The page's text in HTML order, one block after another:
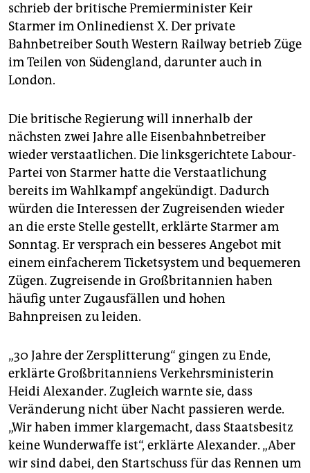
verlag
verlag
veranstaltungen
fragen & hilfe
unterstützen
abo
genossenschaft
epaper login
schrieb der britische Premierminister Keir
Starmer im Onlinedienst X. Der private
Bahnbetreiber South Western Railway betrieb Züge
im Teilen von Südengland, darunter auch in
London.
Die britische Regierung will innerhalb der
nächsten zwei Jahre alle Eisenbahnbetreiber
wieder verstaatlichen. Die linksgerichtete Labour-
Partei von Starmer hatte die Verstaatlichung
bereits im Wahlkampf angekündigt. Dadurch
würden die Interessen der Zugreisenden wieder
an die erste Stelle gestellt, erklärte Starmer am
Sonntag. Er versprach ein besseres Angebot mit
einem einfacherem Ticketsystem und bequemeren
Zügen. Zugreisende in Großbritannien haben
häufig unter Zugausfällen und hohen
Bahnpreisen zu leiden.
„30 Jahre der Zersplitterung“ gingen zu Ende,
erklärte Großbritanniens Verkehrsministerin
Heidi Alexander. Zugleich warnte sie, dass
Veränderung nicht über Nacht passieren werde.
„Wir haben immer klargemacht, dass Staatsbesitz
keine Wunderwaffe ist“, erklärte Alexander. „Aber
wir sind dabei, den Startschuss für das Rennen um